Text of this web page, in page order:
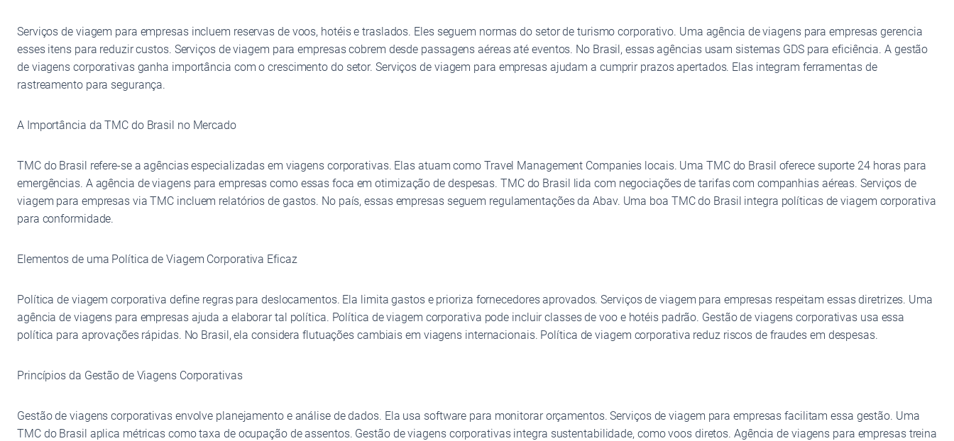
Serviços de viagem para empresas incluem reservas de voos, hotéis e traslados. Eles seguem normas do setor de turismo corporativo. Uma agência de viagens para empresas gerencia
esses itens para reduzir custos. Serviços de viagem para empresas cobrem desde passagens aéreas até eventos. No Brasil, essas agências usam sistemas GDS para eficiência. A gestão
de viagens corporativas ganha importância com o crescimento do setor. Serviços de viagem para empresas ajudam a cumprir prazos apertados. Elas integram ferramentas de
rastreamento para segurança.
A Importância da TMC do Brasil no Mercado
TMC do Brasil refere-se a agências especializadas em viagens corporativas. Elas atuam como Travel Management Companies locais. Uma TMC do Brasil oferece suporte 24 horas para
emergências. A agência de viagens para empresas como essas foca em otimização de despesas. TMC do Brasil lida com negociações de tarifas com companhias aéreas. Serviços de
viagem para empresas via TMC incluem relatórios de gastos. No país, essas empresas seguem regulamentações da Abav. Uma boa TMC do Brasil integra políticas de viagem corporativa
para conformidade.
Elementos de uma Política de Viagem Corporativa Eficaz
Política de viagem corporativa define regras para deslocamentos. Ela limita gastos e prioriza fornecedores aprovados. Serviços de viagem para empresas respeitam essas diretrizes. Uma
agência de viagens para empresas ajuda a elaborar tal política. Política de viagem corporativa pode incluir classes de voo e hotéis padrão. Gestão de viagens corporativas usa essa
política para aprovações rápidas. No Brasil, ela considera flutuações cambiais em viagens internacionais. Política de viagem corporativa reduz riscos de fraudes em despesas.
Princípios da Gestão de Viagens Corporativas
Gestão de viagens corporativas envolve planejamento e análise de dados. Ela usa software para monitorar orçamentos. Serviços de viagem para empresas facilitam essa gestão. Uma
TMC do Brasil aplica métricas como taxa de ocupação de assentos. Gestão de viagens corporativas integra sustentabilidade, como voos diretos. Agência de viagens para empresas treina